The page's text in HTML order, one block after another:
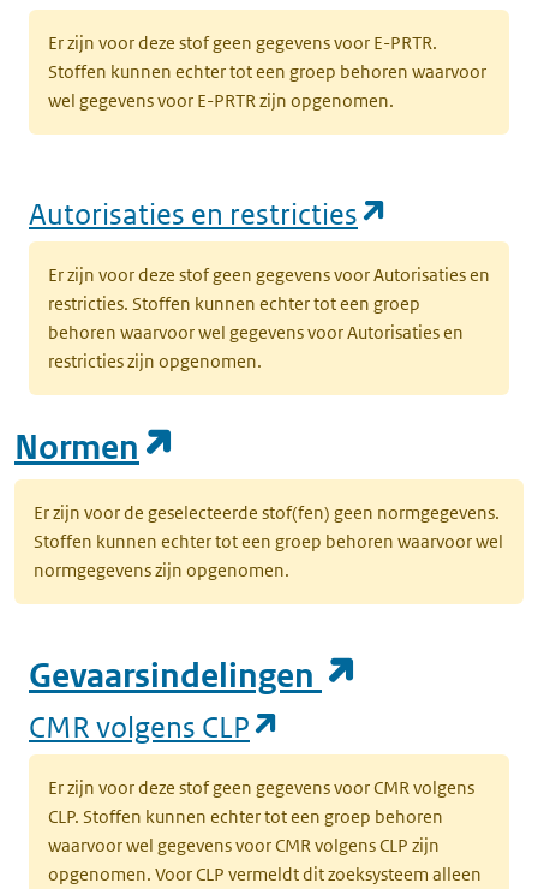
Er zijn voor deze stof geen gegevens voor E-PRTR.
Stoffen kunnen echter tot een groep behoren waarvoor
wel gegevens voor E-PRTR zijn opgenomen.
Autorisaties en restricties
Er zijn voor deze stof geen gegevens voor Autorisaties en
restricties. Stoffen kunnen echter tot een groep
behoren waarvoor wel gegevens voor Autorisaties en
restricties zijn opgenomen.
Normen
Er zijn voor de geselecteerde stof(fen) geen normgegevens.
Stoffen kunnen echter tot een groep behoren waarvoor wel
normgegevens zijn opgenomen.
Gevaarsindelingen
CMR volgens CLP
Er zijn voor deze stof geen gegevens voor CMR volgens
CLP. Stoffen kunnen echter tot een groep behoren
waarvoor wel gegevens voor CMR volgens CLP zijn
opgenomen. Voor CLP vermeldt dit zoeksysteem alleen